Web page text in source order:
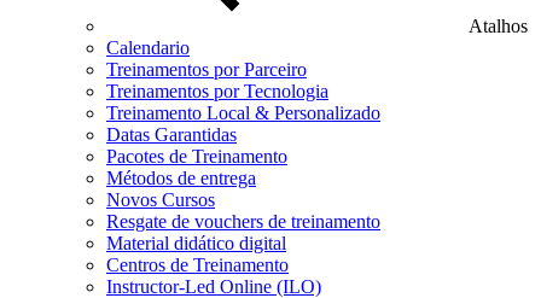
Atalhos
Calendario
Treinamentos por Parceiro
Treinamentos por Tecnologia
Treinamento Local & Personalizado
Datas Garantidas
Pacotes de Treinamento
Métodos de entrega
Novos Cursos
Resgate de vouchers de treinamento
Material didático digital
Centros de Treinamento
Instructor-Led Online (ILO)